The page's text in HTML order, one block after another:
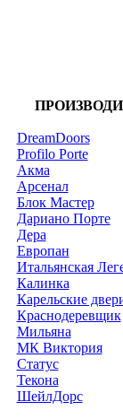
DreamDoors
Profilo Porte
Акма
Арсенал
Блок Мастер
Дариано Порте
Дера
Европан
Итальянская
Калинка
Карельские
Краснодеревщик
Мильяна
МК Виктория
Статус
Текона
ШейлДорс